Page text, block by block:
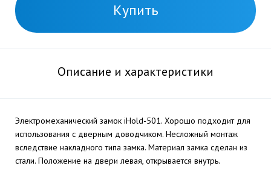
Купить
Описание и характеристики
Электромеханический замок iHold-501. Хорошо подходит для
использования с дверным доводчиком. Несложный монтаж
вследствие накладного типа замка. Материал замка сделан из
стали. Положение на двери левая, открывается внутрь.